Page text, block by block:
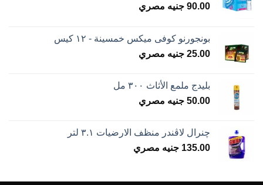
90.00 جنيه مصري
بونجورنو كوفى ميكس خمسينة - ١٢ كيس
25.00 جنيه مصري
بليدج ملمع الأثاث ٣٠٠ مل
50.00 جنيه مصري
چنرال لاڤندر منظف الارضيات ٣.١ لتر
135.00 جنيه مصري